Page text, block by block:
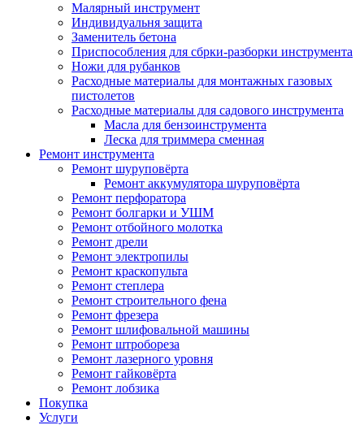
Малярный инструмент
Индивидуальня защита
Заменитель бетона
Приспособления для сбрки-разборки инструмента
Ножи для рубанков
Расходные материалы для монтажных газовых
пистолетов
Расходные материалы для садового инструмента
Масла для бензоинструмента
Леска для триммера сменная
Ремонт инструмента
Ремонт шуруповёрта
Ремонт аккумулятора шуруповёрта
Ремонт перфоратора
Ремонт болгарки и УШМ
Ремонт отбойного молотка
Ремонт дрели
Ремонт электропилы
Ремонт краскопульта
Ремонт степлера
Ремонт строительного фена
Ремонт фрезера
Ремонт шлифовальной машины
Ремонт штробореза
Ремонт лазерного уровня
Ремонт гайковёрта
Ремонт лобзика
Покупка
Услуги